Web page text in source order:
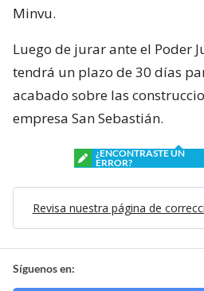
Minvu.
Luego de jurar ante el Poder
tendrá un plazo de 30 días
acabado sobre las
empresa San Sebastián.
¿ENCONTRASTE UN
ERROR?
Revisa nuestra página de
Síguenos en: